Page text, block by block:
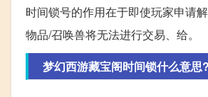
时间锁号的作用在于即使玩家申请
物品/召唤兽将无法进行交易、给。
梦幻西游藏宝阁时间锁什么意思?